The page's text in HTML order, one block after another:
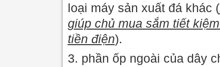
loại máy sản xuất đá khác (
giúp chủ mua sắm tiết
tiền điện).
3. phần ốp ngoài của dây